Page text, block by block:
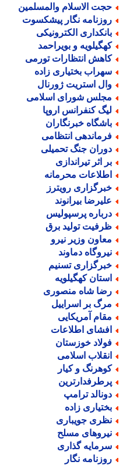
الاسلام والمسلمین
نگار پیشکسوت
الکترونیکی
و بویراحمد
انتظارات تورمی
بختیاری زاده
استریت ژورنال
شورای اسلامی
کنفرانس اروپا
خبرنگاران
انتظامی
جنگ تحمیلی
اثر تیراندازی
محرمانه
رویترز
بیرانوند
پرسپولیس
تولید برق
وزیر نیرو
دماوند
تسنیم
کهگیلویه
شاه منصوری
بر اسراییل
آمریکایی
اطلاعات
خوزستان
اسلامی
و کیار
ترامپ
زاده
جویباری
مسلح
گذاری
نگار